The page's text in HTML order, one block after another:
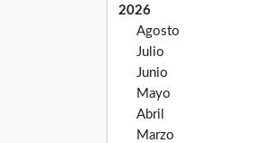
2026
Agosto
Julio
Junio
Mayo
Abril
Marzo